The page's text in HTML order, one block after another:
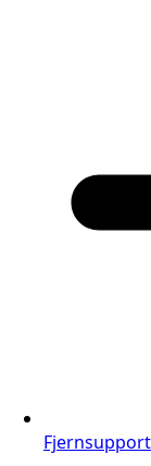
Fjernsupport